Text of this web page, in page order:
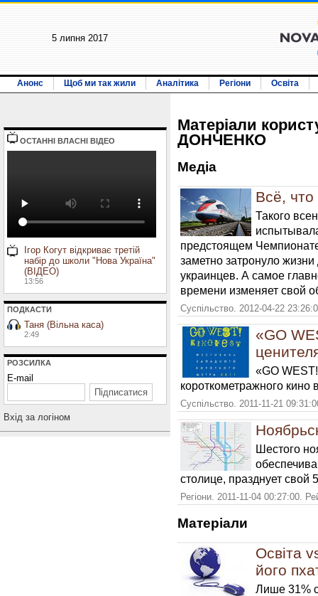
5 липня 2017
Анонс Щоб ми так жили Аналітика Регіони Освіта
ОСТАННI ВЛАСНI ВIДЕО
Ігор Когут відкриває третій
набір до школи "Нова Україна"
(ВІДЕО)
13:56
ПОДКАСТИ
Таня (Вільна каса)
2:49
РОЗСИЛКА
E-mail
Вхiд за логiном
Матерiали
ДОНЧЕНКО
Медiа
Всё, что
Такого
предстоящем
заметно затронуло
украинцев. А самое
времени изменяет свой
Суспільство. 2012-04-22
«GO
«GO
короткометражного кино
Суспільство. 2011-11-21
Шестого
столице, празднует свой
Регіони. 2011-11-04 00:27:00.
Матерiали
Освіта
його
Лише 31%